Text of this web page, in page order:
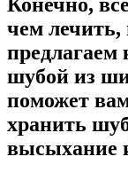
чем
предлагаем
шубой из
поможет
хранить
высыхание